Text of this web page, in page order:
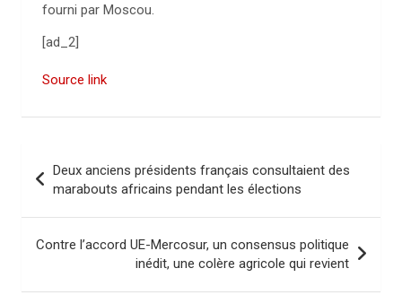
fourni par Moscou.
[ad_2]
Source link
v
Deux anciens présidents français consultaient des
marabouts africains pendant les élections
Contre l’accord UE-Mercosur, un consensus politique
inédit, une colère agricole qui revient